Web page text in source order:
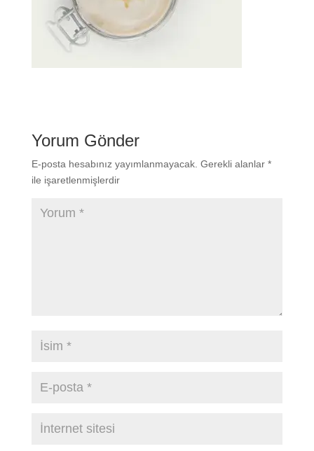
Yorum Gönder
E-posta hesabınız yayımlanmayacak. Gerekli alanlar *
ile işaretlenmişlerdir